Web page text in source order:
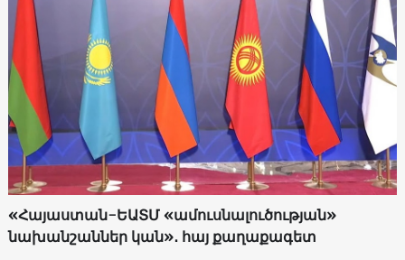
«Հայաստան-ԵԱՏՄ «ամուսնալուծության»
նախանշաններ կան»․ հայ քաղաքագետ